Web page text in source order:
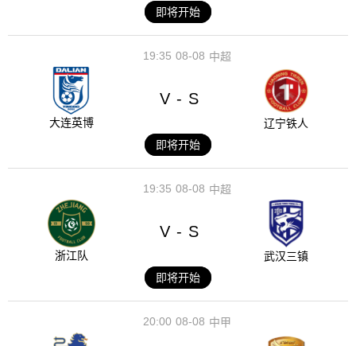
即将开始
08-08
19:35 中超
大连英博
V - S
辽宁铁人
即将开始
08-08
19:35 中超
浙江队
V - S
武汉三镇
即将开始
08-08
20:00 中甲